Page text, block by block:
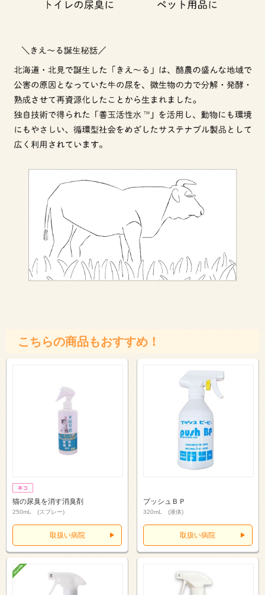
こちらの商品もおすすめ！
猫の尿臭を消す消臭剤
250mL (スプレー)
取扱い病院
プッシュＢＰ
320mL (液体)
取扱い病院